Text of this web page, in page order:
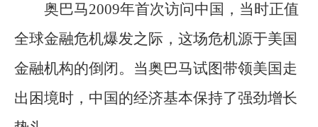
奥巴马2009年首次访问中国，当时正值
全球金融危机爆发之际，这场危机源于美国
金融机构的倒闭。当奥巴马试图带领美国走
出困境时，中国的经济基本保持了强劲增长